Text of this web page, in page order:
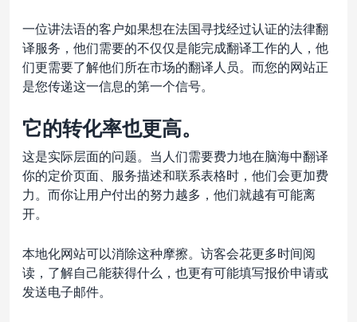
一位讲法语的客户如果想在法国寻找经过认证的法律翻
译服务，他们需要的不仅仅是能完成翻译工作的人，他
们更需要了解他们所在市场的翻译人员。而您的网站正
是您传递这一信息的第一个信号。
它的转化率也更高。
这是实际层面的问题。当人们需要费力地在脑海中翻译
你的定价页面、服务描述和联系表格时，他们会更加费
力。而你让用户付出的努力越多，他们就越有可能离
开。
本地化网站可以消除这种摩擦。访客会花更多时间阅
读，了解自己能获得什么，也更有可能填写报价申请或
发送电子邮件。